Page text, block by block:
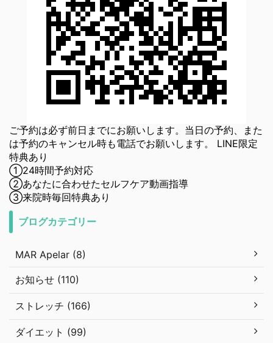
ご予約は必ず前日までにお願いします。当日の予約、また
は予約のキャンセル時も電話でお願いします。 LINE限定
特典あり
①24時間予約対応
②あなたに合わせたセルフケア動画指導
③来院時毎回特典あり
ブログカテゴリー
MAR Apelar (8)
お知らせ (110)
ストレッチ (166)
ダイエット (99)